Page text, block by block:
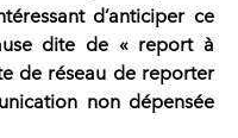
d’anticiper ce
dite de « report à
de réseau de reporter
non dépensée